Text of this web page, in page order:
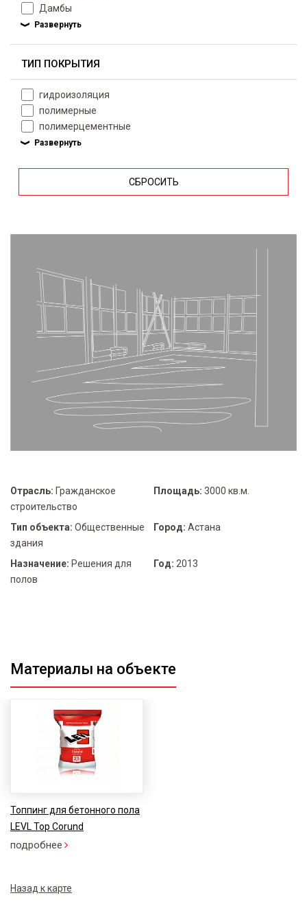
Дамбы
ТИП ПОКРЫТИЯ
гидроизоляция
полимерные
полимерцементные
СБРОСИТЬ
Отрасль: Гражданское
строительство
Площадь: 3000 кв.м.
Тип объекта: Общественные
здания
Город: Астана
Назначение: Решения для
полов
Год: 2013
Материалы на объекте
Топпинг для бетонного пола
LEVL Top Corund
подробнее
Назад к карте